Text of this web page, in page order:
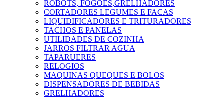
ROBOTS, FOGÕES,GRELHADORES
CORTADORES LEGUMES E FACAS
LIQUIDIFICADORES E TRITURADORES
TACHOS E PANELAS
UTILIDADES DE COZINHA
JARROS FILTRAR AGUA
TAPARUERES
RELOGIOS
MAQUINAS QUEQUES E BOLOS
DISPENSADORES DE BEBIDAS
GRELHADORES